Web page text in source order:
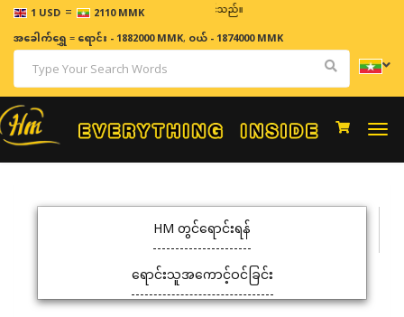
1 USD = 2110 MMK
ဈေးနှုန်းများသည် အချိန်နှင့် အမျှပြောင်းလဲနိုင်သည်။
အခေါက်ရွှေ=ရောင်း - 1882000 MMK, ဝယ် - 1874000 MMK
HM တွင်ရောင်းရန်
ရောင်းသူအကောင့်ဝင်ခြင်း